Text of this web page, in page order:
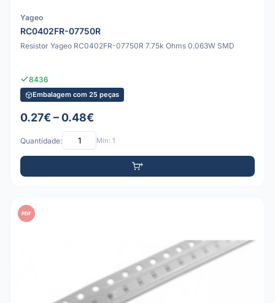
Yageo
RC0402FR-07750R
Resistor Yageo RC0402FR-07750R 7.75k Ohms 0.063W SMD
8436
Embalagem com 25 peças
0.27€ – 0.48€
Quantidade: Mín: 1
PDF